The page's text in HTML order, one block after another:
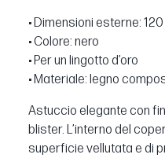
• Dimensioni esterne:
• Colore: nero
• Per un lingotto d’oro
• Materiale: legno
Astuccio elegante con
blister. L’interno del
superficie vellutata e di